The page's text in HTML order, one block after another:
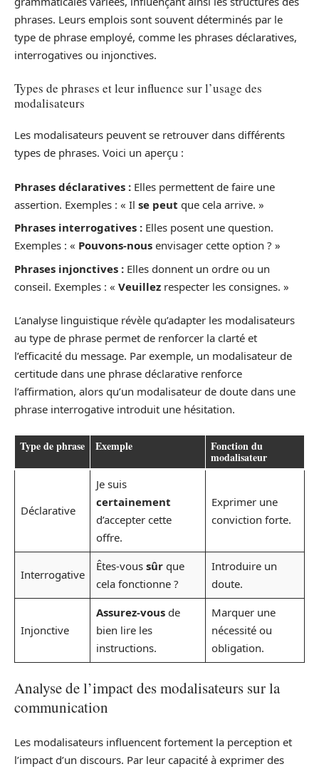
phrases. Leurs emplois sont souvent déterminés par le
type de phrase employé, comme les phrases déclaratives,
interrogatives ou injonctives.
Types de phrases et leur influence sur l’usage des
modalisateurs
Les modalisateurs peuvent se retrouver dans différents
types de phrases. Voici un aperçu :
Phrases déclaratives : Elles permettent de faire une
assertion. Exemples : « Il se peut que cela arrive. »
Phrases interrogatives : Elles posent une question.
Exemples : « Pouvons-nous envisager cette option ? »
Phrases injonctives : Elles donnent un ordre ou un
conseil. Exemples : « Veuillez respecter les consignes. »
L’analyse linguistique révèle qu’adapter les modalisateurs
au type de phrase permet de renforcer la clarté et
l’efficacité du message. Par exemple, un modalisateur de
certitude dans une phrase déclarative renforce
l’affirmation, alors qu’un modalisateur de doute dans une
phrase interrogative introduit une hésitation.
Type de phrase Exemple Fonction du
modalisateur
Déclarative
Je suis
certainement
d’accepter cette
offre.
Exprimer une
conviction forte.
Interrogative
Êtes-vous sûrque
cela fonctionne ?
Introduire un
doute.
Injonctive
Assurez-vousde
bien lire les
instructions.
Marquer une
nécessité ou
obligation.
Analyse de l’impact des modalisateurs sur la
communication
Les modalisateurs influencent fortement la perception et
l’impact d’un discours. Par leur capacité à exprimer des